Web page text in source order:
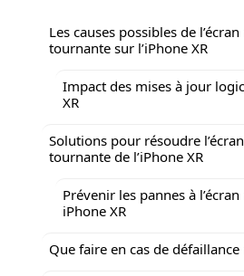
Les causes possibles de
tournante sur l’iPhone XR
Impact des mises à jour
XR
Solutions pour résoudre
tournante de l’iPhone XR
Prévenir les pannes à
iPhone XR
Que faire en cas de